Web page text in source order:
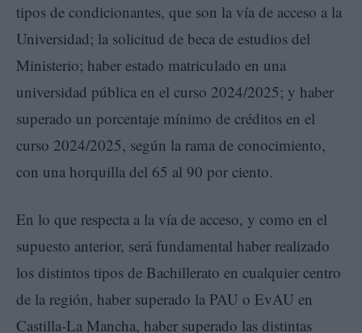
tipos de condicionantes, que son la vía de acceso a la
Universidad; la solicitud de beca de estudios del
Ministerio; haber estado matriculado en una
universidad pública en el curso 2024/2025; y haber
superado un porcentaje mínimo de créditos en el
curso 2024/2025, según la rama de conocimiento,
con una horquilla del 65 al 90 por ciento.
En lo que respecta a la vía de acceso, y como en el
supuesto anterior, será fundamental haber realizado
los distintos tipos de Bachillerato en cualquier centro
de la región, haber superado la PAU o EvAU en
Castilla-La Mancha, haber superado las distintas